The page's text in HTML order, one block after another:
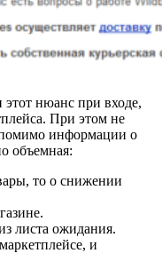
нюанс при входе,
При этом не
помимо информации о
объемная:
то о снижении
листа ожидания.
и